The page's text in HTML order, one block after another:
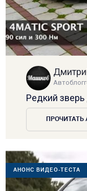
Редкий
АНОНС ВИДЕО-ТЕСТА